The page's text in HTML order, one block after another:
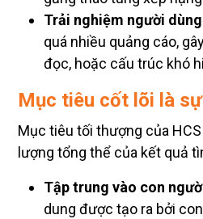
Trải nghiệm người
quá nhiều quảng cáo,
đọc, hoặc cấu trúc khó
Mục tiêu cốt lõi là
Mục tiêu tối thượng của
lượng tổng thể của kết quả
Tập trung vào con
dung được tạo ra bởi